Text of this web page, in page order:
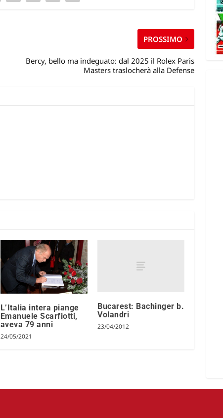
PROSSIMO
Bercy, bello ma indeguato: dal 2025 il Rolex Paris
Masters traslocherà alla Defense
L’Italia intera piange
Emanuele Scarfiotti,
aveva 79 anni
24/05/2021
Bucarest: Bachinger b.
Volandri
23/04/2012